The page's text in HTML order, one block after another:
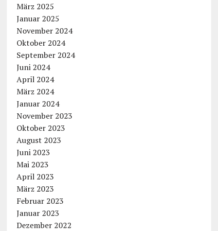
März 2025
Januar 2025
November 2024
Oktober 2024
September 2024
Juni 2024
April 2024
März 2024
Januar 2024
November 2023
Oktober 2023
August 2023
Juni 2023
Mai 2023
April 2023
März 2023
Februar 2023
Januar 2023
Dezember 2022